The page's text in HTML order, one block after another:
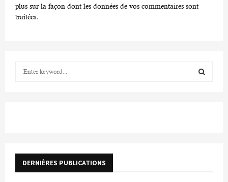
plus sur la façon dont les données de vos commentaires sont
traitées.
r
DERNIÈRES PUBLICATIONS